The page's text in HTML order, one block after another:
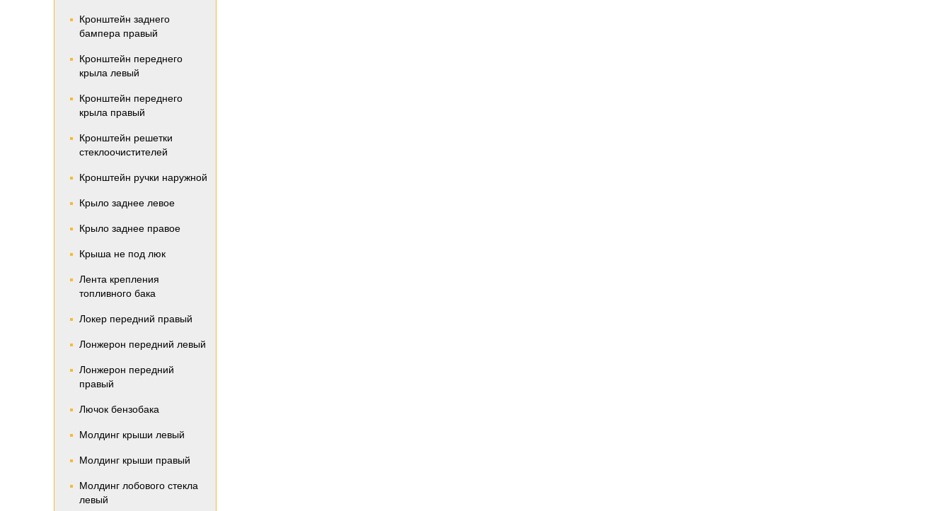
Кронштейн заднего
бампера правый
Кронштейн переднего
крыла левый
Кронштейн переднего
крыла правый
Кронштейн решетки
стеклоочистителей
Кронштейн ручки наружной
Крыло заднее левое
Крыло заднее правое
Крыша не под люк
Лента крепления
топливного бака
Локер передний правый
Лонжерон передний левый
Лонжерон передний
правый
Лючок бензобака
Молдинг крыши левый
Молдинг крыши правый
Молдинг лобового стекла
левый